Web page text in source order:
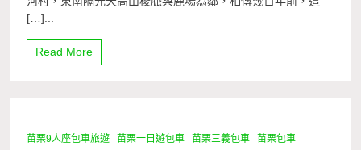
[…]...
Read More
1 Minute
苗栗9人座包車旅遊 苗栗一日遊包車 苗栗三義包車
苗栗包車